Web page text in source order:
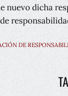
nuevo dicha
DE